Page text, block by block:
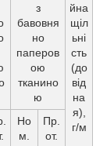
йна
щіл
ьні
сть
(до
від
на
я),
г/м
з
бавовня
но
паперов
ою
тканино
ю
Но
м.
Пр.
от.